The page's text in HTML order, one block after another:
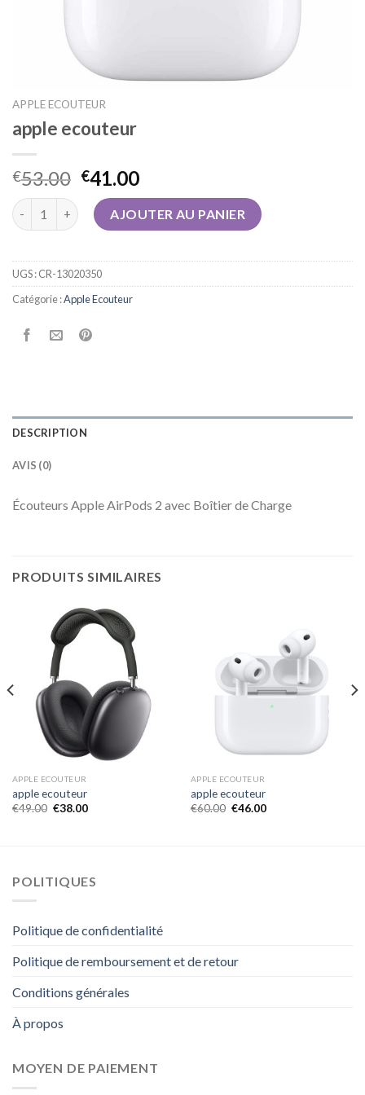
APPLE ECOUTEUR
apple ecouteur
€53.00 €41.00
quantité de apple ecouteurAJOUTER AU PANIER
UGS :CR-13020350
Catégorie :Apple Ecouteur
DESCRIPTION
AVIS (0)
Écouteurs Apple AirPods 2 avec Boîtier de Charge
PRODUITS SIMILAIRES
APPLE ECOUTEUR
apple ecouteur
€49.00 €38.00
APPLE ECOUTEUR
apple ecouteur
€60.00 €46.00
POLITIQUES
Politique de confidentialité
Politique de remboursement et de retour
Conditions générales
À propos
MOYEN DE PAIEMENT